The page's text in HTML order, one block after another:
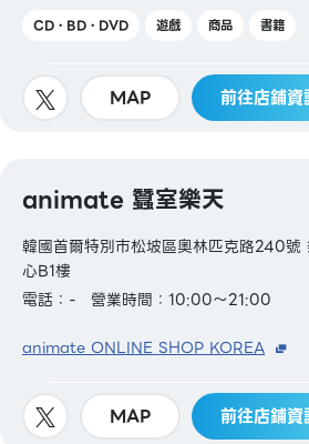
CD・BD・DVD 遊戲 商品 書籍
MAP 前往店鋪資
animate 蠶室樂天
韓國首爾特別市松坡區奧林匹克路240號
心B1樓
電話：-
營業時間：10:00～21:00
animate ONLINE SHOP KOREA
MAP 前往店鋪資